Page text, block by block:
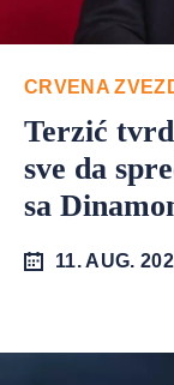
CRVENA
Terzić
sve da
sa
11. AUG.